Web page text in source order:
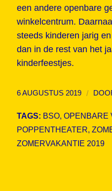
een andere openbare
winkelcentrum.
steeds kinderen jarig
dan in de rest van het
kinderfeestjes.
6 AUGUSTUS 2019 /
TAGS: BSO, OPENBARE
POPPENTHEATER,
ZOMERVAKANTIE 2019